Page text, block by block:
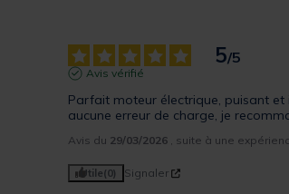
5/5
Avis vérifié
Parfait moteur électrique, puisant
aucune erreur de charge, je
Avis du 29/03/2026 , suite à une
Utile(0) Signaler